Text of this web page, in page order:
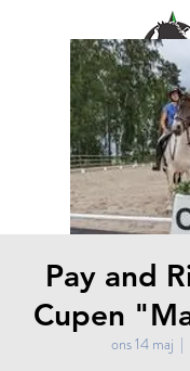
Pay and
Cupen
ons 14 maj
  |